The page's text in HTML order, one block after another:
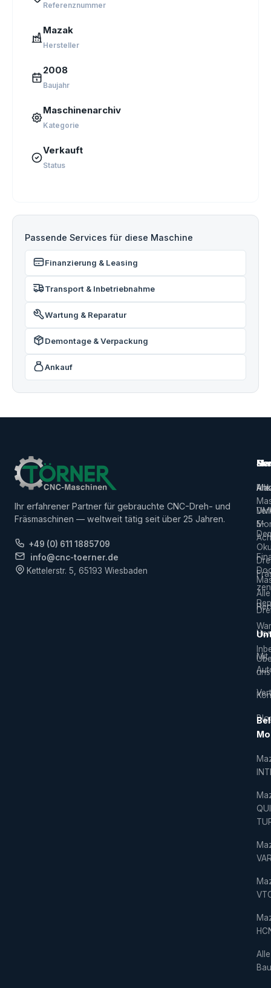
Referenznummer
Mazak
Hersteller
2008
Baujahr
Maschinenarchiv
Kategorie
Verkauft
Status
Passende Services für diese Maschine
Finanzierung & Leasing
Transport & Inbetriebnahme
Wartung & Reparatur
Demontage & Verpackung
Ankauf
Ihr erfahrener Partner für gebrauchte CNC-Dreh- und
Fräsmaschinen — weltweit tätig seit über 25 Jahren.
+49 (0) 611 1885709
info@cnc-toerner.de
Kettelerstr. 5, 65193 Wiesbaden
Alle
5-
Mit
Alle
Alle
uns